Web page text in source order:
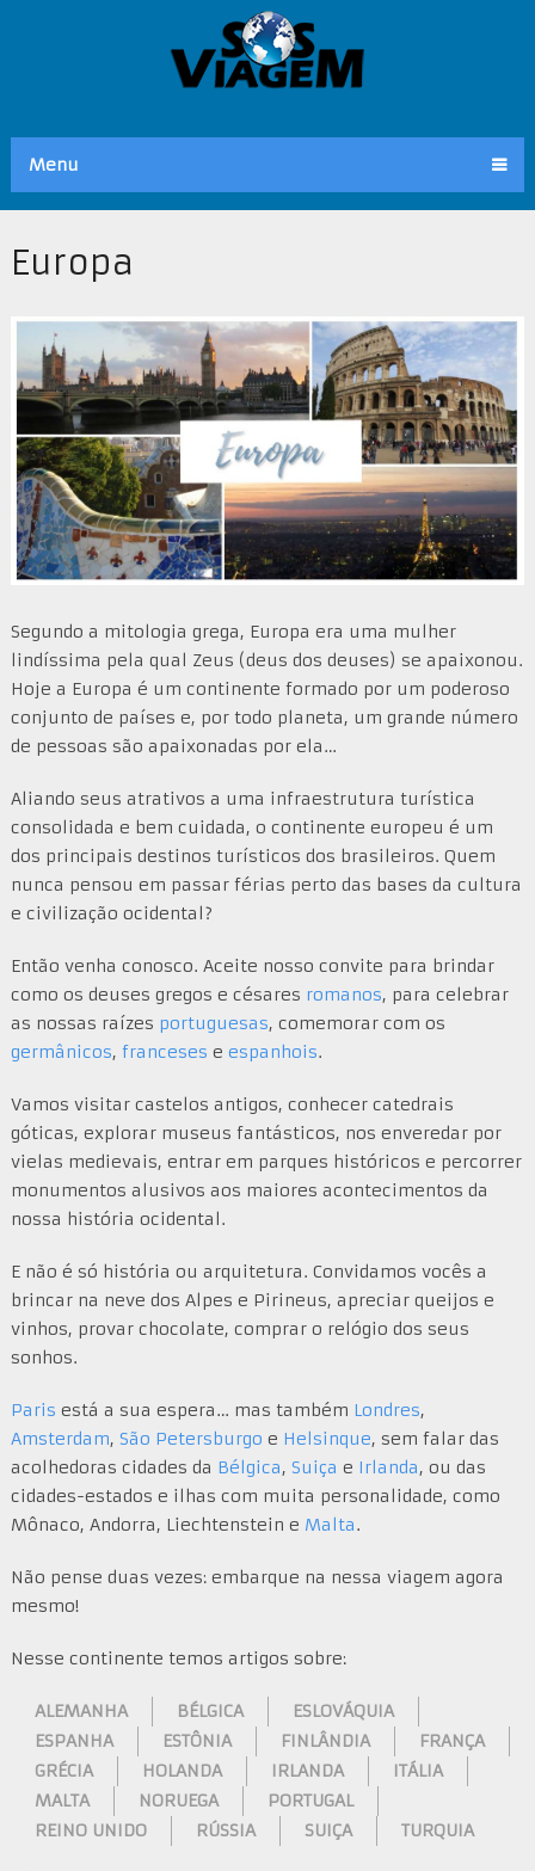
Menu
Europa
Segundo a mitologia grega, Europa era uma mulher
lindíssima pela qual Zeus (deus dos deuses) se apaixonou.
Hoje a Europa é um continente formado por um poderoso
conjunto de países e, por todo planeta, um grande número
de pessoas são apaixonadas por ela…
Aliando seus atrativos a uma infraestrutura turística
consolidada e bem cuidada, o continente europeu é um
dos principais destinos turísticos dos brasileiros. Quem
nunca pensou em passar férias perto das bases da cultura
e civilização ocidental?
Então venha conosco. Aceite nosso convite para brindar
como os deuses gregos e césares romanos, para celebrar
as nossas raízes portuguesas, comemorar com os
germânicos, franceses e espanhois.
Vamos visitar castelos antigos, conhecer catedrais
góticas, explorar museus fantásticos, nos enveredar por
vielas medievais, entrar em parques históricos e percorrer
monumentos alusivos aos maiores acontecimentos da
nossa história ocidental.
E não é só história ou arquitetura. Convidamos vocês a
brincar na neve dos Alpes e Pirineus, apreciar queijos e
vinhos, provar chocolate, comprar o relógio dos seus
sonhos.
Paris está a sua espera… mas também Londres,
Amsterdam, São Petersburgo e Helsinque, sem falar das
acolhedoras cidades da Bélgica, Suiça e Irlanda, ou das
cidades-estados e ilhas com muita personalidade, como
Mônaco, Andorra, Liechtenstein e Malta.
Não pense duas vezes: embarque na nessa viagem agora
mesmo!
Nesse continente temos artigos sobre:
ALEMANHA BÉLGICA
ESLOVÁQUIA
ESPANHA
ESTÔNIA FINLÂNDIA
FRANÇA
GRÉCIA
HOLANDA IRLANDA
ITÁLIA
MALTA
NORUEGA
PORTUGAL
REINO UNIDO
RÚSSIA SUIÇA TURQUIA